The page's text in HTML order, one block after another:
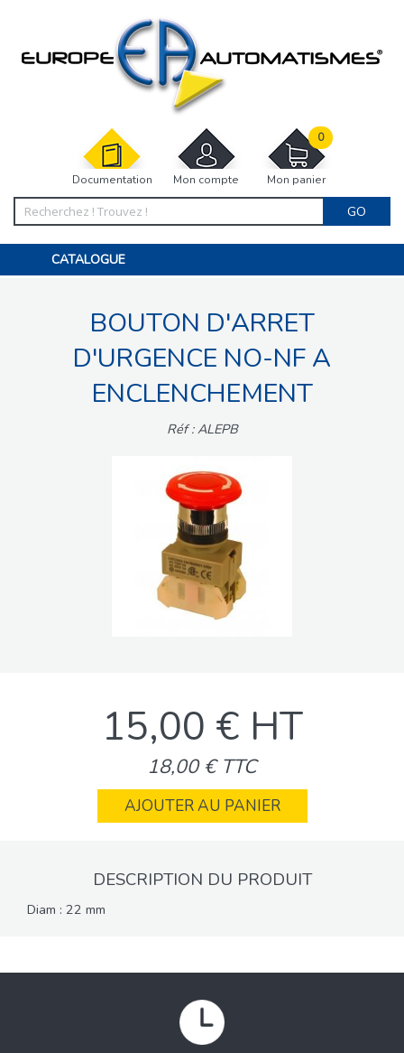
Documentation Mon compte Mon panier
0
GO
CATALOGUE
MOTORISATIONS
ACCESSOIRES ET ELECTRONIQUES
INTERPHONES VISIOPHONES
BOUTON D'ARRET
D'URGENCE NO-NF A
ENCLENCHEMENT
Réf : ALEPB
15,00 € HT
18,00 € TTC
AJOUTER AU PANIER
DESCRIPTION DU PRODUIT
Diam : 22 mm